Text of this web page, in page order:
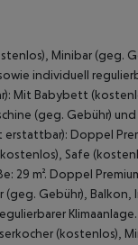
Minibar (geg.
individuell
Mit Babybett
(geg. Gebühr)
erstattbar): Doppel
Safe
m². Doppel
Gebühr),
Klimaanlage.
(kostenlos),